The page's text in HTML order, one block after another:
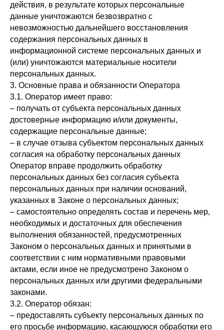
действия, в результате которых персональные
данные уничтожаются безвозвратно с
невозможностью дальнейшего восстановления
содержания персональных данных в
информационной системе персональных данных и
(или) уничтожаются материальные носители
персональных данных.
3. Основные права и обязанности Оператора
3.1. Оператор имеет право:
– получать от субъекта персональных данных
достоверные информацию и/или документы,
содержащие персональные данные;
– в случае отзыва субъектом персональных данных
согласия на обработку персональных данных
Оператор вправе продолжить обработку
персональных данных без согласия субъекта
персональных данных при наличии оснований,
указанных в Законе о персональных данных;
– самостоятельно определять состав и перечень мер,
необходимых и достаточных для обеспечения
выполнения обязанностей, предусмотренных
Законом о персональных данных и принятыми в
соответствии с ним нормативными правовыми
актами, если иное не предусмотрено Законом о
персональных данных или другими федеральными
законами.
3.2. Оператор обязан:
– предоставлять субъекту персональных данных по
его просьбе информацию, касающуюся обработки его